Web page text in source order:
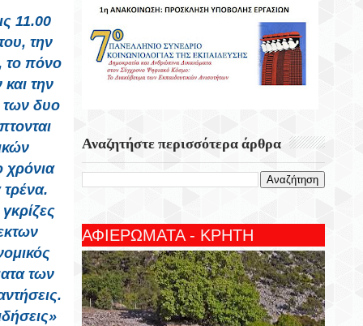
11.00
την
το πόνο
την
των δυο
χρόνια
τρένα.
των
Αναζητήστε περισσότερα άρθρα
ΑΦΙΕΡΩΜΑΤΑ - ΚΡΗΤΗ